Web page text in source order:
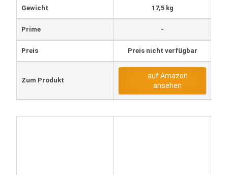
Gewicht 17,5 kg
Prime -
Preis Preis nicht verfügbar
Zum Produkt
auf Amazon
ansehen